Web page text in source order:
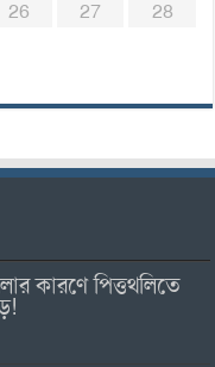
26 27
28
কারণে পিত্তথলিতে